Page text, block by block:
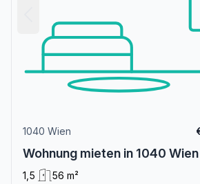
1040 Wien
Wohnung mieten in 1040 Wien
1,5
56 m²